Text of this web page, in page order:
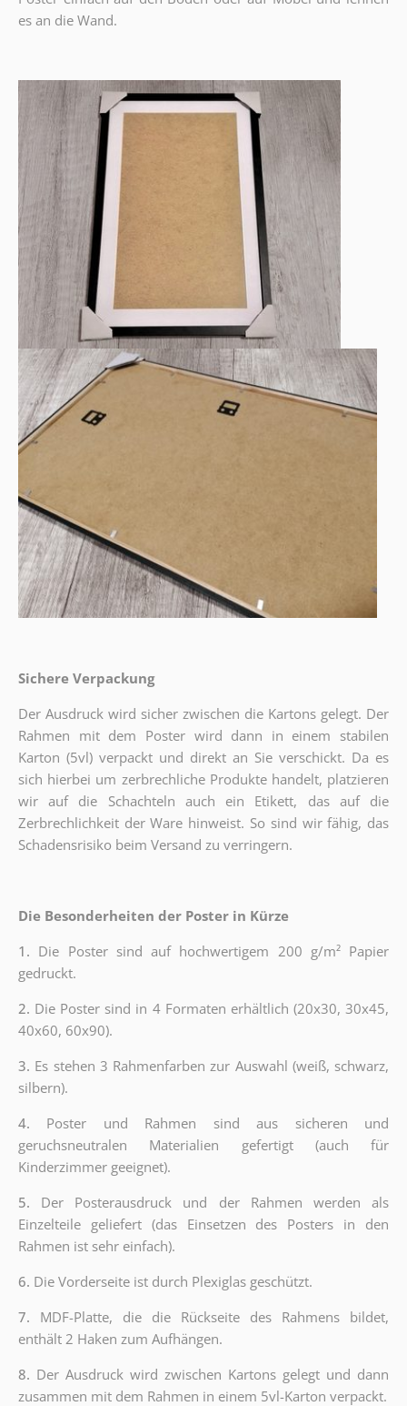
es an die Wand.
Sichere Verpackung
Der Ausdruck wird sicher zwischen die Kartons gelegt. Der
Rahmen mit dem Poster wird dann in einem stabilen
Karton (5vl) verpackt und direkt an Sie verschickt. Da es
sich hierbei um zerbrechliche Produkte handelt, platzieren
wir auf die Schachteln auch ein Etikett, das auf die
Zerbrechlichkeit der Ware hinweist. So sind wir fähig, das
Schadensrisiko beim Versand zu verringern.
Die Besonderheiten der Poster in Kürze
1. Die Poster sind auf hochwertigem 200 g/m² Papier
gedruckt.
2. Die Poster sind in 4 Formaten erhältlich (20x30, 30x45,
40x60, 60x90).
3. Es stehen 3 Rahmenfarben zur Auswahl (weiß, schwarz,
silbern).
4. Poster und Rahmen sind aus sicheren und
geruchsneutralen Materialien gefertigt (auch für
Kinderzimmer geeignet).
5. Der Posterausdruck und der Rahmen werden als
Einzelteile geliefert (das Einsetzen des Posters in den
Rahmen ist sehr einfach).
6. Die Vorderseite ist durch Plexiglas geschützt.
7. MDF-Platte, die die Rückseite des Rahmens bildet,
enthält 2 Haken zum Aufhängen.
8. Der Ausdruck wird zwischen Kartons gelegt und dann
zusammen mit dem Rahmen in einem 5vl-Karton verpackt.